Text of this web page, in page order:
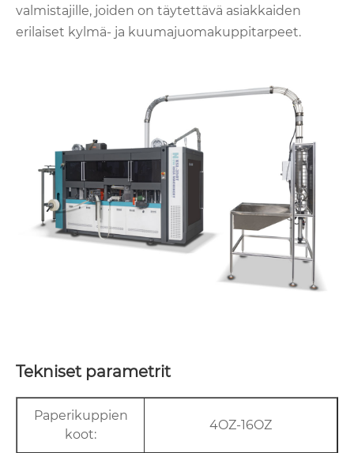
valmistajille, joiden on täytettävä asiakkaiden
erilaiset kylmä- ja kuumajuomakuppitarpeet.
Tekniset parametrit
Paperikuppien
koot:
4OZ-16OZ